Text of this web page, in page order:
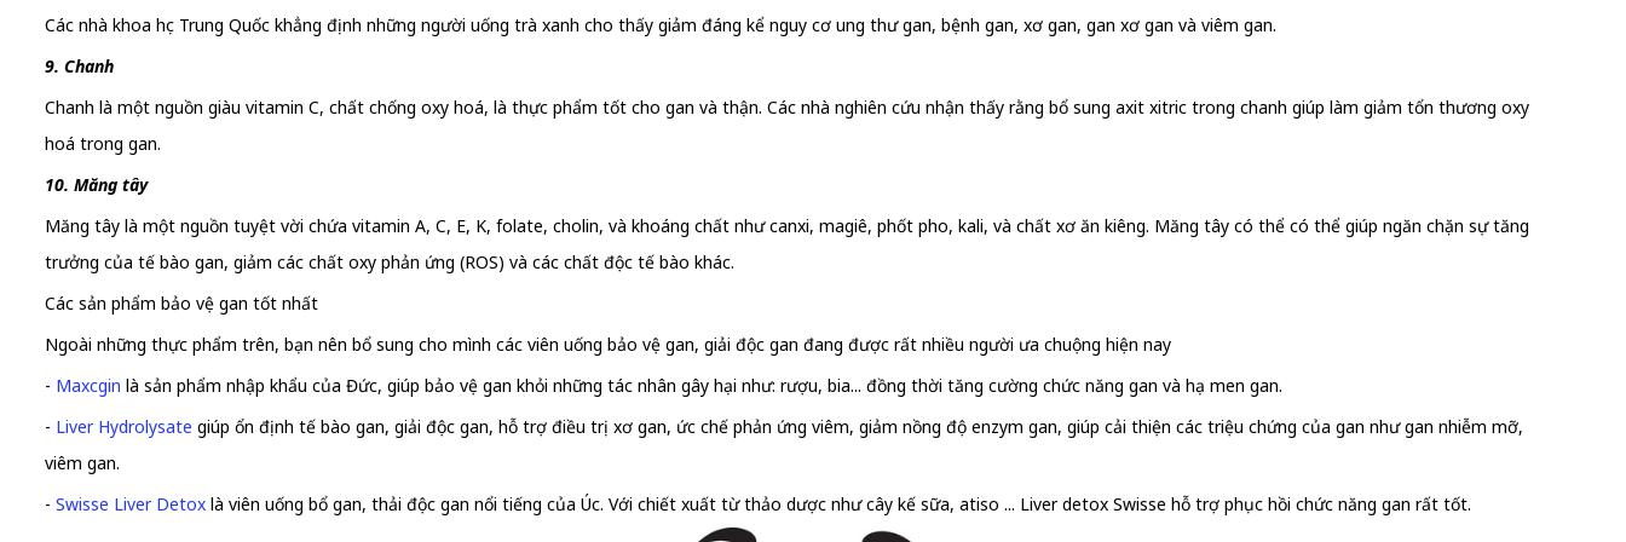
Các nhà khoa học Trung Quốc khẳng định những người uống trà xanh cho thấy giảm đáng kể nguy cơ ung thư gan, bệnh gan, xơ gan, gan xơ gan và viêm gan.
9. Chanh
Chanh là một nguồn giàu vitamin C, chất chống oxy hoá, là thực phẩm tốt cho gan và thận. Các nhà nghiên cứu nhận thấy rằng bổ sung axit xitric trong chanh giúp làm giảm tổn thương oxy
hoá trong gan.
10. Măng tây
Măng tây là một nguồn tuyệt vời chứa vitamin A, C, E, K, folate, cholin, và khoáng chất như canxi, magiê, phốt pho, kali, và chất xơ ăn kiêng. Măng tây có thể có thể giúp ngăn chặn sự tăng
trưởng của tế bào gan, giảm các chất oxy phản ứng (ROS) và các chất độc tế bào khác.
Các sản phẩm bảo vệ gan tốt nhất
Ngoài những thực phẩm trên, bạn nên bổ sung cho mình các viên uống bảo vệ gan, giải độc gan đang được rất nhiều người ưa chuộng hiện nay
- Maxcgin là sản phẩm nhập khẩu của Đức, giúp bảo vệ gan khỏi những tác nhân gây hại như: rượu, bia... đồng thời tăng cường chức năng gan và hạ men gan.
- Liver Hydrolysate giúp ổn định tế bào gan, giải độc gan, hỗ trợ điều trị xơ gan, ức chế phản ứng viêm, giảm nồng độ enzym gan, giúp cải thiện các triệu chứng của gan như gan nhiễm mỡ,
viêm gan.
- Swisse Liver Detox là viên uống bổ gan, thải độc gan nổi tiếng của Úc. Với chiết xuất từ thảo dược như cây kế sữa, atiso ... Liver detox Swisse hỗ trợ phục hồi chức năng gan rất tốt.